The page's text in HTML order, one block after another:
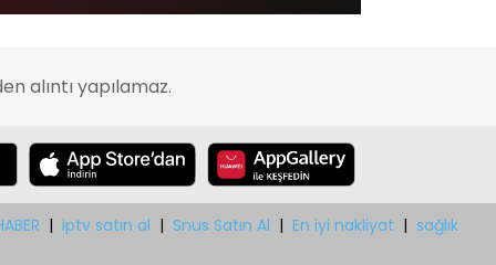
Tunceli
Van
Yozgat
Zonguldak
alıntı yapılamaz.
| iptv satın al | Snus Satın Al | En iyi nakliyat | sağlık